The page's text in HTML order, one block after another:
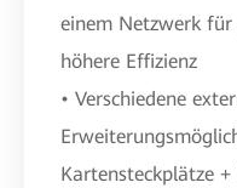
einem Netzwerk für
höhere Effizienz
• Verschiedene
Kartensteckplätze